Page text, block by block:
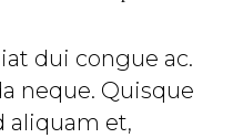
dui congue ac.
neque. Quisque
aliquam et,